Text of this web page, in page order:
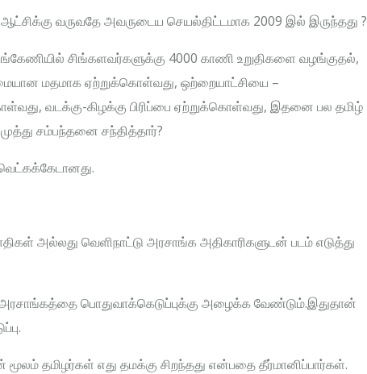
ஆட்சிக்கு வருவதே அவருடைய செயல்திட்டமாக 2009 இல் இருந்தது ?
சிங்களவர்களுக்கு 4000 காணி உறுதிகளை வழங்குதல்,
மதமாக ஏற்றுக்கொள்வது, ஒற்றையாட்சியை –
வடக்கு-கிழக்கு பிரிப்பை ஏற்றுக்கொள்வது, இதனை பல தமிழ்
சம்பந்தனை சந்தித்தார்?
அல்லது வெளிநாட்டு அரசாங்க அதிகாரிகளுடன் படம் எடுத்து
அரசாங்கத்தை பொதுவாக்கெடுப்புக்கு அழைக்க வேண்டும்.இதுதான்
தமிழர்கள் எது தமக்கு சிறந்தது என்பதை தீர்மானிப்பார்கள்.